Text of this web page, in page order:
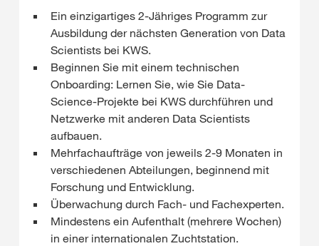
Ein einzigartiges 2-Jähriges Programm zur
Ausbildung der nächsten Generation von Data
Scientists bei KWS.
Beginnen Sie mit einem technischen
Onboarding: Lernen Sie, wie Sie Data-
Science-Projekte bei KWS durchführen und
Netzwerke mit anderen Data Scientists
aufbauen.
Mehrfachaufträge von jeweils 2-9 Monaten in
verschiedenen Abteilungen, beginnend mit
Forschung und Entwicklung.
Überwachung durch Fach- und Fachexperten.
Mindestens ein Aufenthalt (mehrere Wochen)
in einer internationalen Zuchtstation.